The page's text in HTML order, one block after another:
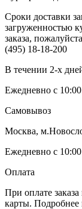
Сроки доставки
загруженностью
заказа,
(495) 18-18-200
В течении 2-х
Ежедневно с
Самовывоз
Москва,
Ежедневно с
Оплата
При оплате
карты. Подробнее